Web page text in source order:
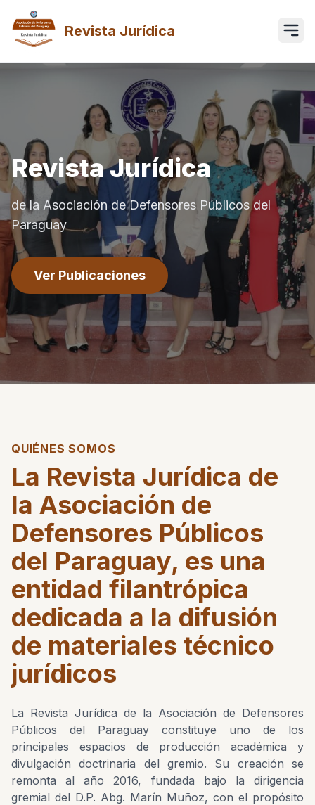
Revista Jurídica
Revista Jurídica
de la Asociación de Defensores Públicos del
Paraguay
Ver Publicaciones
QUIÉNES SOMOS
La Revista Jurídica de
la Asociación de
Defensores Públicos
del Paraguay, es una
entidad filantrópica
dedicada a la difusión
de materiales técnico
jurídicos
La Revista Jurídica de la Asociación de Defensores
Públicos del Paraguay constituye uno de los
principales espacios de producción académica y
divulgación doctrinaria del gremio. Su creación se
remonta al año 2016, fundada bajo la dirigencia
gremial del D.P. Abg. Marín Muñoz, con el propósito